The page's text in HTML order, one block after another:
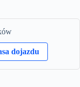
dojazdu